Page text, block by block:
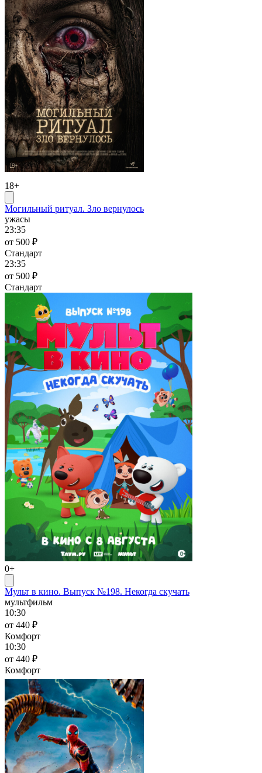
18+
Могильный ритуал. Зло вернулось
ужасы
23:35
от 500 ₽
Стандарт
23:35
от 500 ₽
Стандарт
0+
Мульт в кино. Выпуск №198. Некогда скучать
мультфильм
10:30
от 440 ₽
Комфорт
10:30
от 440 ₽
Комфорт